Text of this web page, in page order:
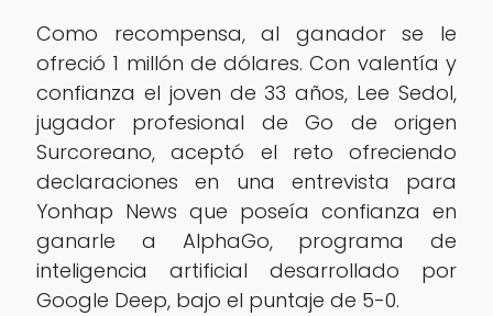
Como recompensa, al ganador se le
ofreció 1 millón de dólares. Con valentía y
confianza el joven de 33 años, Lee Sedol,
jugador profesional de Go de origen
Surcoreano, aceptó el reto ofreciendo
declaraciones en una entrevista para
Yonhap News que poseía confianza en
ganarle a AlphaGo, programa de
inteligencia artificial desarrollado por
Google Deep, bajo el puntaje de 5-0.